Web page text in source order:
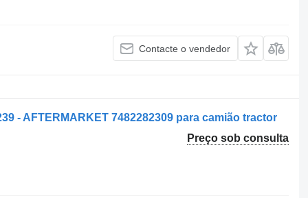
Contacte o vendedor
- AFTERMARKET 7482282309 para camião tractor
Preço sob consulta